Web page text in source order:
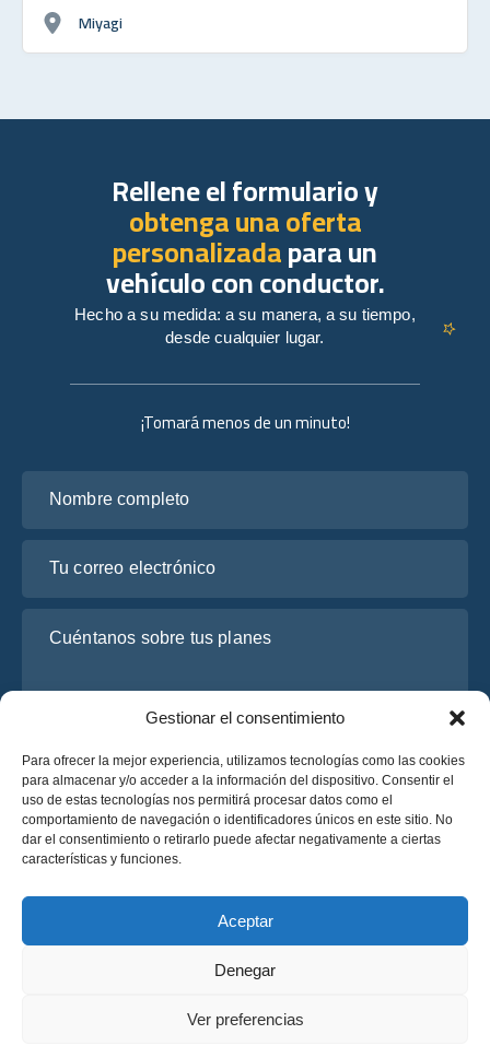
Gestionar el consentimiento
Para ofrecer la mejor experiencia, utilizamos tecnologías como las cookies
para almacenar y/o acceder a la información del dispositivo. Consentir el
uso de estas tecnologías nos permitirá procesar datos como el
comportamiento de navegación o identificadores únicos en este sitio. No
dar el consentimiento o retirarlo puede afectar negativamente a ciertas
características y funciones.
Aceptar
Denegar
Ver preferencias
Miyagi
© 2025 OsaBus © Todos los derechos reservados.
¡Tomará menos de un minuto!
He leído y acepto laPolítica de Privacidadde OsaBus.
Solicite un presupuesto
Solicite un presupuesto
Rellene el formulario y
obtenga una oferta
personalizadapara un
vehículo con conductor.
Hecho a su medida: a su manera, a su tiempo,
desde cualquier lugar.